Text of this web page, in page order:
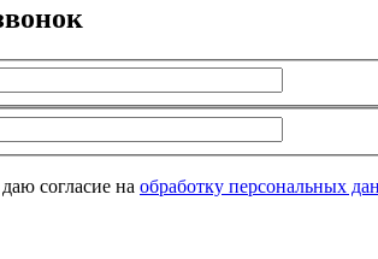
согласие на обработку персональных